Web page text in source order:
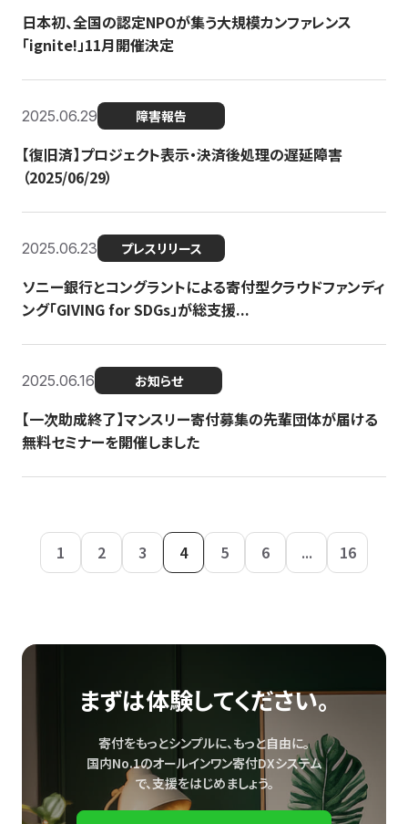
日本初、全国の認定NPOが集う大規模カンファレンス
「ignite!」11月開催決定
2025.06.29 障害報告
【復旧済】プロジェクト表示・決済後処理の遅延障害
（2025/06/29）
2025.06.23 プレスリリース
ソニー銀行とコングラントによる寄付型クラウドファンディ
ング「GIVING for SDGs」が総支援...
2025.06.16 お知らせ
【一次助成終了】マンスリー寄付募集の先輩団体が届ける
無料セミナーを開催しました
1 2 3 4 5 6 ... 16
まずは体験してください。
寄付をもっとシンプルに、もっと自由に。
国内No.1のオールインワン寄付DXシステム
で、支援をはじめましょう。